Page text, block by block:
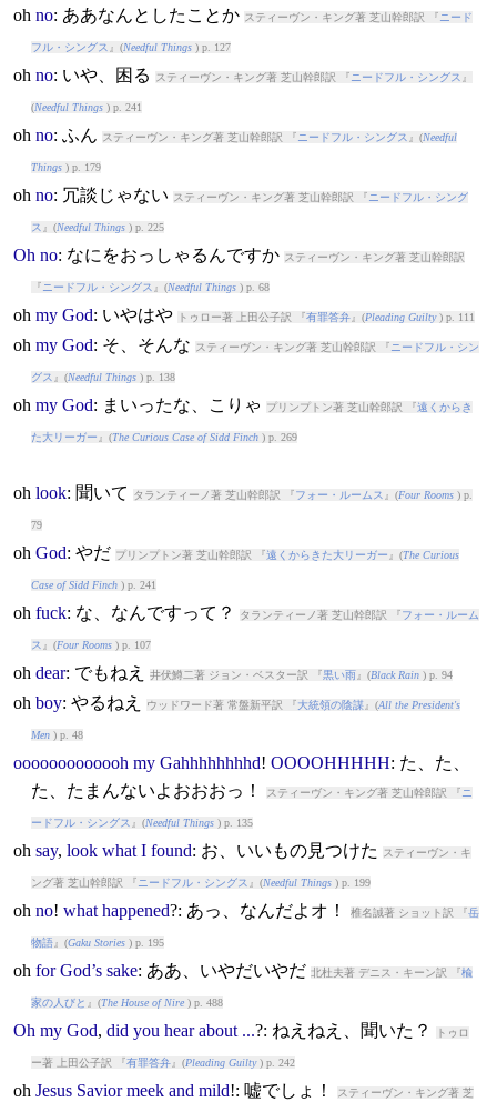
oh no: ああなんとしたことか スティーヴン・キング著 芝山幹郎訳 『 ニード
フル・シングス 』(Needful Things) p. 127
oh no: いや、困る スティーヴン・キング著 芝山幹郎訳 『 ニードフル・シングス 』
(Needful Things) p. 241
oh no: ふん スティーヴン・キング著 芝山幹郎訳 『 ニードフル・シングス 』(Needful
Things) p. 179
oh no: 冗談じゃない スティーヴン・キング著 芝山幹郎訳 『 ニードフル・シング
ス 』(Needful Things) p. 225
Oh no: なにをおっしゃるんですか スティーヴン・キング著 芝山幹郎訳
『 ニードフル・シングス 』(Needful Things) p. 68
oh my God: いやはや トゥロー著 上田公子訳 『有罪答弁』(Pleading Guilty) p. 111
oh my God: そ、そんな スティーヴン・キング著 芝山幹郎訳 『 ニードフル・シン
グス 』(Needful Things) p. 138
oh my God: まいったな、こりゃ プリンプトン著 芝山幹郎訳 『遠くからき
た大リーガー 』(The Curious Case of Sidd Finch) p. 269
oh look: 聞いて タランティーノ著 芝山幹郎訳 『フォー・ルームス 』(Four Rooms) p.
79
oh God: やだ プリンプトン著 芝山幹郎訳 『遠くからきた大リーガー 』(The Curious
Case of Sidd Finch) p. 241
oh fuck: な、なんですって？ タランティーノ著 芝山幹郎訳 『フォー・ルーム
ス 』(Four Rooms) p. 107
oh dear: でもねえ 井伏鱒二著 ジョン・ベスター訳 『黒い雨』(Black Rain) p. 94
oh boy: やるねえ ウッドワード著 常盤新平訳 『大統領の陰謀』(All the President's
Men) p. 48
ooooooooooooh my Gahhhhhhhhd! OOOOHHHHH: た、た、
た、たまんないよおおおっ！
スティーヴン・キング著 芝山幹郎訳 『 ニ
ードフル・シングス 』(Needful Things) p. 135
oh say, look what I found: お、いいもの見つけた スティーヴン・キ
ング著 芝山幹郎訳 『 ニードフル・シングス 』(Needful Things) p. 199
oh no! what happened?: あっ、なんだよオ！ 椎名誠著 ショット訳 『岳
物語』(Gaku Stories) p. 195
oh for God’s sake: ああ、いやだいやだ 北杜夫著 デニス・キーン訳 『楡
家の人びと 』(The House of Nire) p. 488
Oh my God, did you hear about ...?: ねえねえ、聞いた？ トゥロ
ー著 上田公子訳 『有罪答弁』(Pleading Guilty) p. 242
oh Jesus Savior meek and mild!: 嘘でしょ！ スティーヴン・キング著 芝